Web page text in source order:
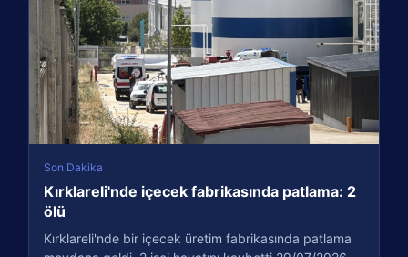
Son Dakika
Kırklareli'nde içecek fabrikasında patlama: 2
ölü
Kırklareli'nde bir içecek üretim fabrikasında patlama